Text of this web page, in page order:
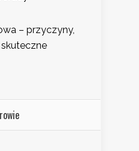
– przyczyny,